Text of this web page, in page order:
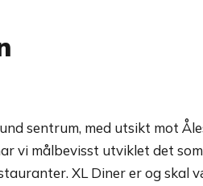
sentrum, med utsikt mot
vi målbevisst utviklet det
XL Diner er og skal